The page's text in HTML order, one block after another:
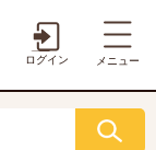
ログイン メニュー